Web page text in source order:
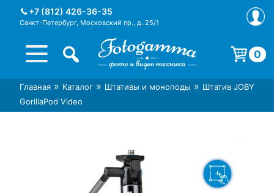
+7 (812) 426-36-35
Санкт-Петербург, Московский пр., д. 25/1
Интернет-магазин фототехники
Магазин фотоаксессуаров foto-
0
Корзина пуста.
Главная » Каталог » Штативы и моноподы » Штатив JOBY
GorillaPod Video